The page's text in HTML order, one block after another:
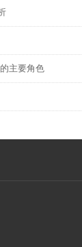
主要角色